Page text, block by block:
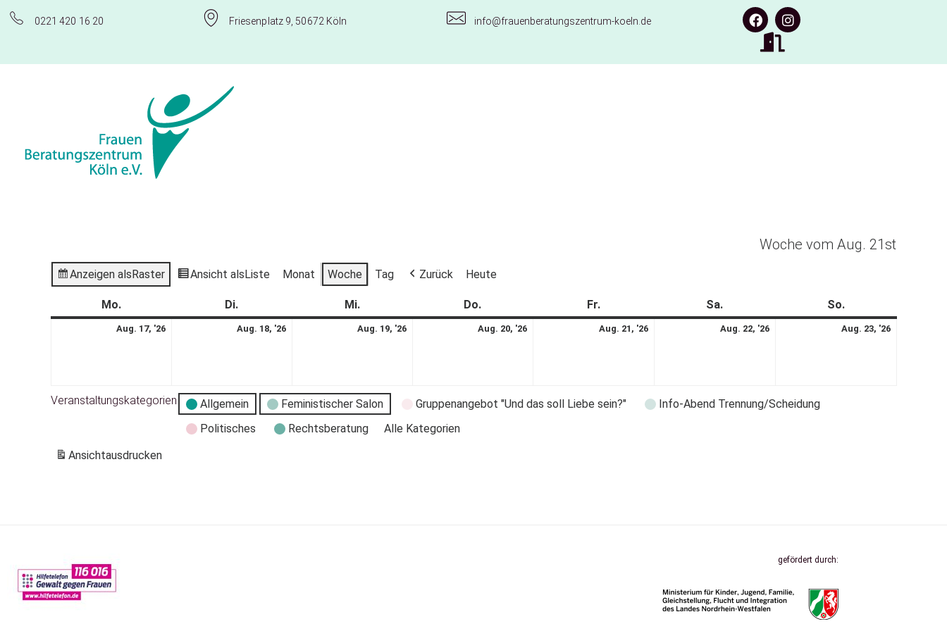
0221 420 16 20 Friesenplatz 9, 50672 Köln info@frauenberatungszentrum-koeln.de
Woche vom Aug. 21st
Anzeigen alsRaster Ansicht alsListe Monat Woche Tag Zurück Heute
Mo. Di. Mi. Do. Fr. Sa. So.
Aug. 17, '26 Aug. 18, '26 Aug. 19, '26 Aug. 20, '26 Aug. 21, '26 Aug. 22, '26 Aug. 23, '26
Veranstaltungskategorien Allgemein Feministischer Salon Gruppenangebot "Und das soll Liebe sein?"
Info-Abend Trennung/Scheidung
Politisches
Rechtsberatung
Alle Kategorien
Ansichtausdrucken
gefördert durch: